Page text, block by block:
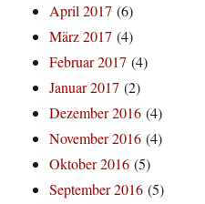
April 2017 (6)
März 2017 (4)
Februar 2017 (4)
Januar 2017 (2)
Dezember 2016 (4)
November 2016 (4)
Oktober 2016 (5)
September 2016 (5)